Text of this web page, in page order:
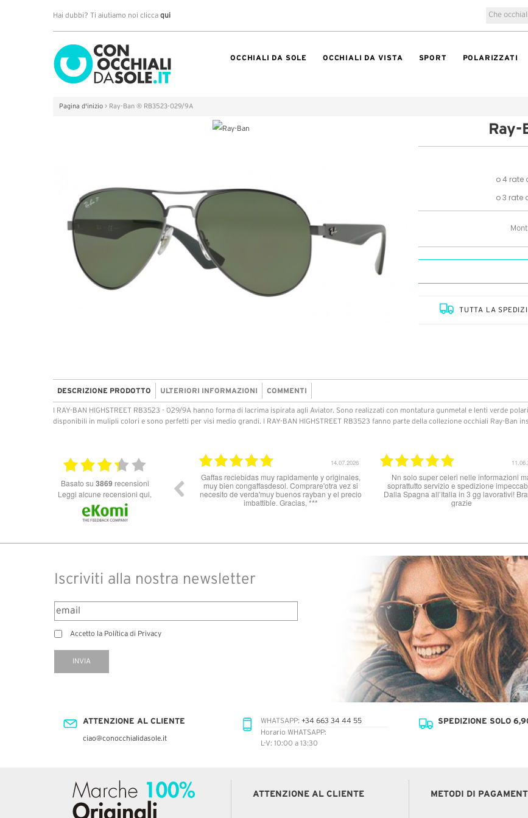
Hai dubbi? Ti aiutiamo noi clicca qui
OCCHIALI DA SOLE OCCHIALI DA VISTA SPORT POLARIZZATI
Pagina d'inizio > Ray-Ban ® RB3523-029/9A
TUTTA LA
DESCRIZIONE PRODOTTO ULTERIORI INFORMAZIONI COMMENTI
I RAY-BAN HIGHSTREET RB3523 - 029/9A hanno forma di lacrima ispirata agli Aviator. Sono realizzati con montatura gunmetal e lenti verde
disponibili in mulipli colori e sono perfetti per visi medio grandi. I RAY-BAN HIGHSTREET RB3523 fanno parte della collezione occhiali Ray-Ban
basato su 3869 recensioni
Leggi alcune recensioni qui.
11.06.2026
e spedizione impeccabili!
in 3 gg lavorativi! Bravi e
10.06.2026
Ottimo Venditore *****
31.03.2026
Buon prodotto, tutto ok
Ottimo
pochino
Iscriviti alla nostra newsletter
Accetto la Política di Privacy
INVIA
ATTENZIONE AL CLIENTE
ciao@conocchialidasole.it
WHATSAPP: +34 663 34 44 55
Horario WHATSAPP:
L-V: 10:00 a 13:30
SPEDIZIONE SOLO
ATTENZIONE AL CLIENTE METODI DI